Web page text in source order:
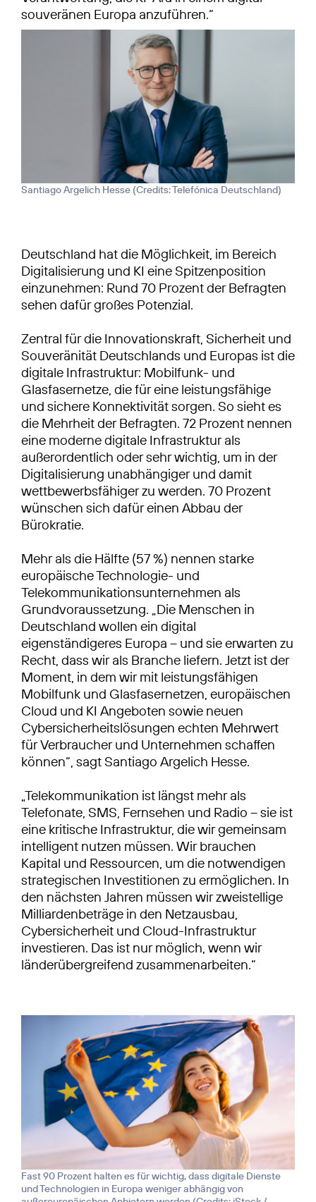
souveränen Europa anzuführen.“
Santiago Argelich Hesse (Credits: Telefónica Deutschland)
Deutschland hat die Möglichkeit, im Bereich
Digitalisierung und KI eine Spitzenposition
einzunehmen: Rund 70 Prozent der Befragten
sehen dafür großes Potenzial.
Zentral für die Innovationskraft, Sicherheit und
Souveränität Deutschlands und Europas ist die
digitale Infrastruktur: Mobilfunk- und
Glasfasernetze, die für eine leistungsfähige
und sichere Konnektivität sorgen. So sieht es
die Mehrheit der Befragten. 72 Prozent nennen
eine moderne digitale Infrastruktur als
außerordentlich oder sehr wichtig, um in der
Digitalisierung unabhängiger und damit
wettbewerbsfähiger zu werden. 70 Prozent
wünschen sich dafür einen Abbau der
Bürokratie.
Mehr als die Hälfte (57 %) nennen starke
europäische Technologie- und
Telekommunikationsunternehmen als
Grundvoraussetzung. „Die Menschen in
Deutschland wollen ein digital
eigenständigeres Europa – und sie erwarten zu
Recht, dass wir als Branche liefern. Jetzt ist der
Moment, in dem wir mit leistungsfähigen
Mobilfunk und Glasfasernetzen, europäischen
Cloud und KI Angeboten sowie neuen
Cybersicherheitslösungen echten Mehrwert
für Verbraucher und Unternehmen schaffen
können“, sagt Santiago Argelich Hesse.
„Telekommunikation ist längst mehr als
Telefonate, SMS, Fernsehen und Radio – sie ist
eine kritische Infrastruktur, die wir gemeinsam
intelligent nutzen müssen. Wir brauchen
Kapital und Ressourcen, um die notwendigen
strategischen Investitionen zu ermöglichen. In
den nächsten Jahren müssen wir zweistellige
Milliardenbeträge in den Netzausbau,
Cybersicherheit und Cloud-Infrastruktur
investieren. Das ist nur möglich, wenn wir
länderübergreifend zusammenarbeiten.“
Fast 90 Prozent halten es für wichtig, dass digitale Dienste
und Technologien in Europa weniger abhängig von